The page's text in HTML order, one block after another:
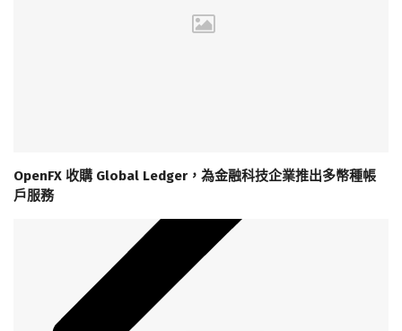
OpenFX 收購 Global Ledger，為金融科技企業推出多幣種帳
戶服務